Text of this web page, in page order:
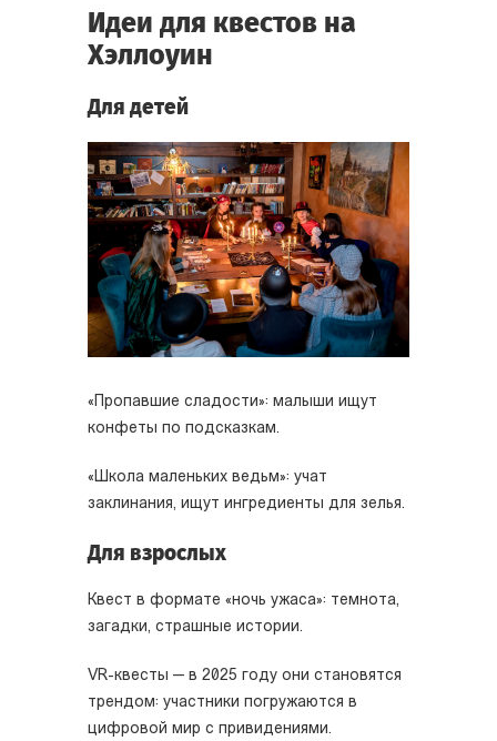
Идеи для квестов на
Хэллоуин
Для детей
«Пропавшие сладости»: малыши ищут
конфеты по подсказкам.
«Школа маленьких ведьм»: учат
заклинания, ищут ингредиенты для зелья.
Для взрослых
Квест в формате «ночь ужаса»: темнота,
загадки, страшные истории.
VR-квесты — в 2025 году они становятся
трендом: участники погружаются в
цифровой мир с привидениями.